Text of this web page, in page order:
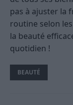
pas à ajuster la
routine selon
la beauté
quotidien !
BEAUTÉ